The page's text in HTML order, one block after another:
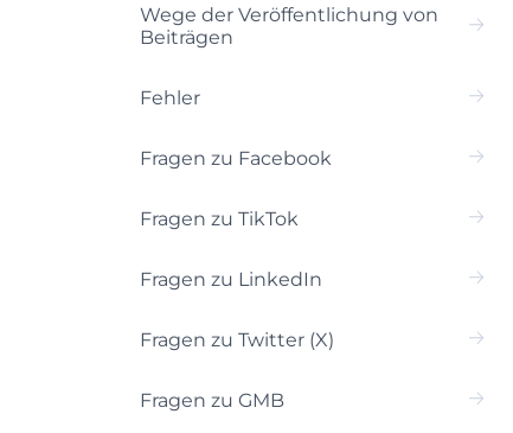
Wege der Veröffentlichung von
Beiträgen
Fehler
Fragen zu Facebook
Fragen zu TikTok
Fragen zu LinkedIn
Fragen zu Twitter (X)
Fragen zu GMB